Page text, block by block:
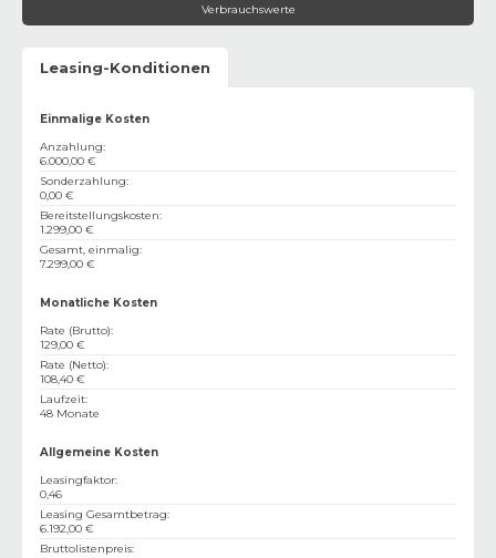
Verbrauchswerte
Leasing-Konditionen
Einmalige Kosten
Anzahlung:
6.000,00 €
Sonderzahlung:
0,00 €
Bereitstellungskosten:
1.299,00 €
Gesamt, einmalig:
7.299,00 €
Monatliche Kosten
Rate (Brutto):
129,00 €
Rate (Netto):
108,40 €
Laufzeit:
48 Monate
Allgemeine Kosten
Leasingfaktor:
0,46
Leasing Gesamtbetrag:
6.192,00 €
Bruttolistenpreis: